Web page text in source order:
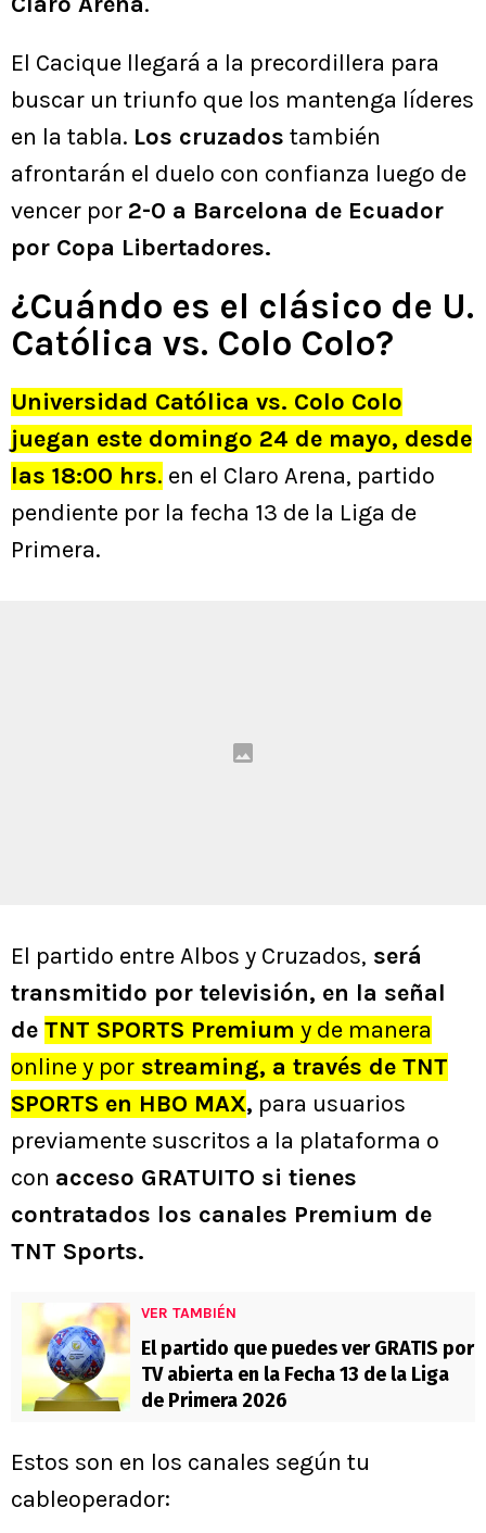
El Cacique llegará a la precordillera para
buscar un triunfo que los mantenga líderes
en la tabla. Los cruzados también
afrontarán el duelo con confianza luego de
vencer por 2-0 a Barcelona de Ecuador
por Copa Libertadores.
¿Cuándo es el clásico de U.
Católica vs. Colo Colo?
Universidad Católica vs. Colo Colo
juegan este domingo 24 de mayo, desde
las 18:00 hrs. en el Claro Arena, partido
pendiente por la fecha 13 de la Liga de
Primera.
El partido entre Albos y Cruzados, será
transmitido por televisión, en la señal
de TNT SPORTS Premium y de manera
online y por streaming, a través de TNT
SPORTS en HBO MAX, para usuarios
previamente suscritos a la plataforma o
con acceso GRATUITO si tienes
contratados los canales Premium de
TNT Sports.
VER TAMBIÉN
El partido que puedes ver GRATIS por
TV abierta en la Fecha 13 de la Liga
de Primera 2026
Estos son en los canales según tu
cableoperador: